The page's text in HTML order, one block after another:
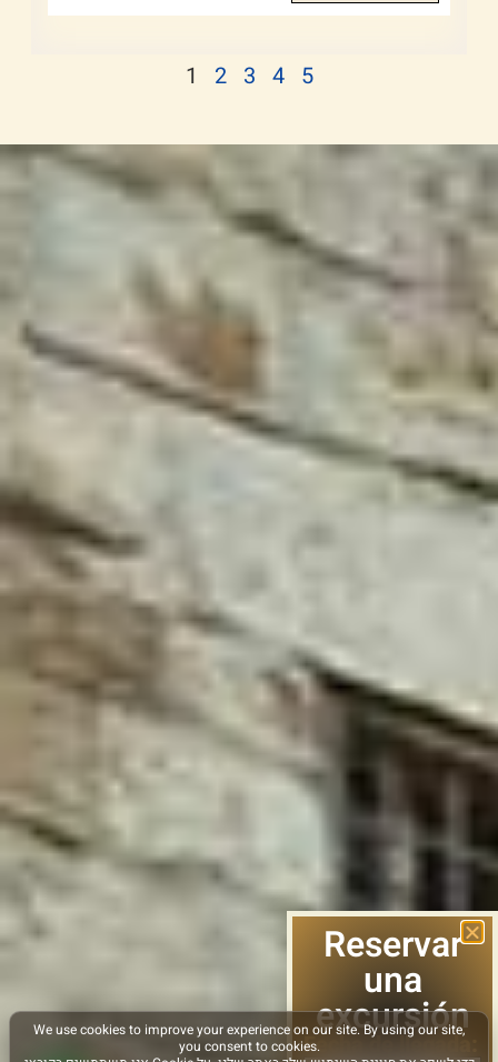
1 2 3 4 5
Reservar
una
excursión
Fecha de llegada: